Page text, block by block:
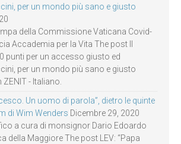
per un mondo più sano e giusto
della Commissione Vaticana Covid-
Accademia per la Vita The post Il
punti per un accesso giusto ed
per un mondo più sano e giusto
- Italiano.
Un uomo di parola”, dietro le quinte
di Wim Wenders Dicembre 29, 2020
a cura di monsignor Dario Edoardo
della Maggiore The post LEV: “Papa